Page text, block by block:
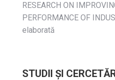
RESEARCH ON
PERFORMANCE OF
elaborată
STUDII ȘI